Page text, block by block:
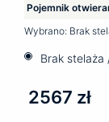
Pojemnik
Wybrano: Brak
Brak stelaża
2567 zł